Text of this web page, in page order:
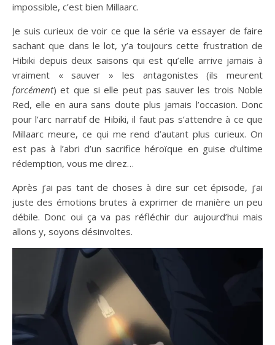
impossible, c’est bien Millaarc.
Je suis curieux de voir ce que la série va essayer de faire
sachant que dans le lot, y’a toujours cette frustration de
Hibiki depuis deux saisons qui est qu’elle arrive jamais à
vraiment « sauver » les antagonistes (ils meurent
forcément) et que si elle peut pas sauver les trois Noble
Red, elle en aura sans doute plus jamais l’occasion. Donc
pour l’arc narratif de Hibiki, il faut pas s’attendre à ce que
Millaarc meure, ce qui me rend d’autant plus curieux. On
est pas à l’abri d’un sacrifice héroïque en guise d’ultime
rédemption, vous me direz…
Après j’ai pas tant de choses à dire sur cet épisode, j’ai
juste des émotions brutes à exprimer de manière un peu
débile. Donc oui ça va pas réfléchir dur aujourd’hui mais
allons y, soyons désinvoltes.